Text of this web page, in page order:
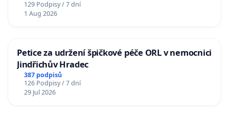
129 Podpisy / 7 dní
1 Aug 2026
Petice za udržení špičkové péče ORL v nemocnici
Jindřichův Hradec
387 podpisů
126 Podpisy / 7 dní
29 Jul 2026